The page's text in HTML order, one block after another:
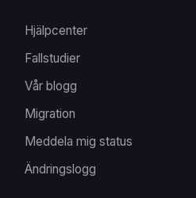
Hjälpcenter
Fallstudier
Vår blogg
Migration
Meddela mig status
Ändringslogg